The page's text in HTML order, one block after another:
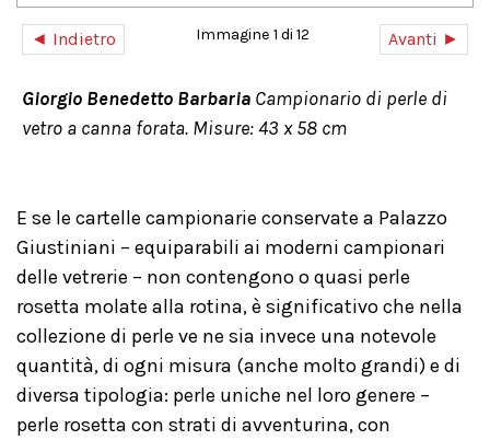
◄ Indietro Avanti ►
Immagine 1 di 12
Giorgio Benedetto Barbaria Campionario di perle di
vetro a canna forata. Misure: 43 x 58 cm
E se le cartelle campionarie conservate a Palazzo
Giustiniani – equiparabili ai moderni campionari
delle vetrerie – non contengono o quasi perle
rosetta molate alla rotina, è significativo che nella
collezione di perle ve ne sia invece una notevole
quantità, di ogni misura (anche molto grandi) e di
diversa tipologia: perle uniche nel loro genere –
perle rosetta con strati di avventurina, con